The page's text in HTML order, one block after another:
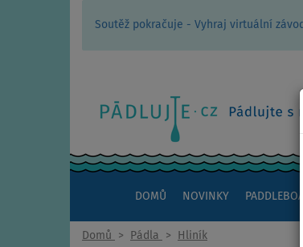
Soutěž pokračuje - Vyhraj virtuální
DOMŮ NOVINKY
Domů > Pádla > Hliník